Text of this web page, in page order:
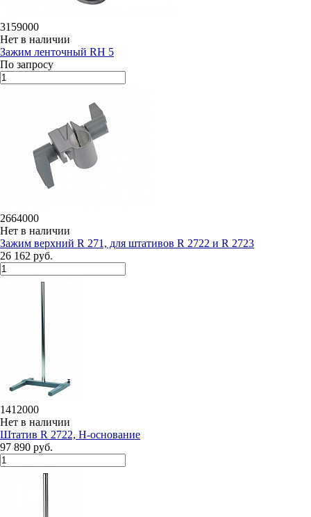
3159000
Нет в наличии
Зажим ленточный RH 5
По запросу
2664000
Нет в наличии
Зажим верхний R 271, для штативов R 2722 и R 2723
26 162 руб.
1412000
Нет в наличии
Штатив R 2722, Н-основание
97 890 руб.